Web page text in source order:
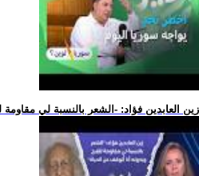
.. زين العابدين فؤاد: -الشعر بالنسبة لي مقاومة